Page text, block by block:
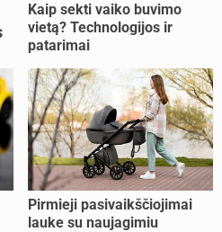
Kaip sekti vaiko buvimo
vietą? Technologijos ir
patarimai
Pirmieji pasivaikščiojimai
lauke su naujagimiu